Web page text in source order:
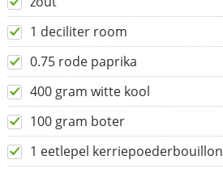
1 deciliter room
0.75 rode paprika
400 gram witte kool
100 gram boter
1 eetlepel kerriepoederbouillon